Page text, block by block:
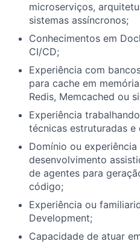
microserviços,
sistemas assíncronos;
Conhecimentos em
CI/CD;
Experiência com
para cache em
Redis, Memcached ou
Experiência
técnicas estruturadas
Domínio ou
desenvolvimento
de agentes para
código;
Experiência ou
Development;
Capacidade de atuar